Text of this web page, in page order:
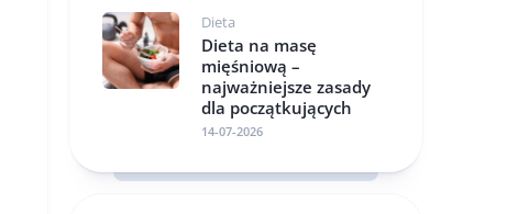
Dieta
Dieta na masę
mięśniową –
najważniejsze zasady
dla początkujących
14-07-2026